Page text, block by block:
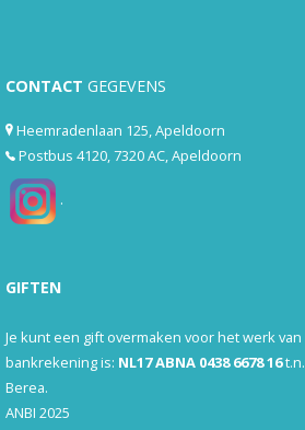
CONTACT GEGEVENS
Heemradenlaan 125, Apeldoorn
Postbus 4120, 7320 AC, Apeldoorn
.
GIFTEN
Je kunt een gift overmaken voor het werk
bankrekening is: NL17 ABNA 0438 6678 16
Berea.
ANBI 2025